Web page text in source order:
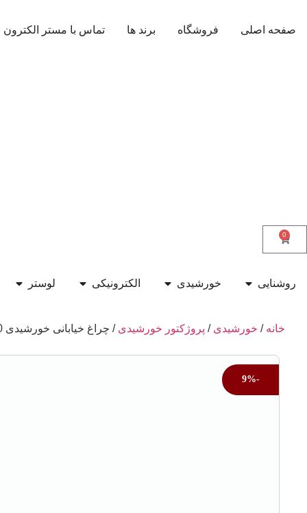
صفحه اصلی فروشگاه برند ها تماس با مستر الکترون
0
روشنایی خورشیدی الکترونیکی لوستر
خانه / خورشیدی / پروژکتور خورشیدی / چراغ خیابانی خورشیدی 300 وات ویمکس
-9%